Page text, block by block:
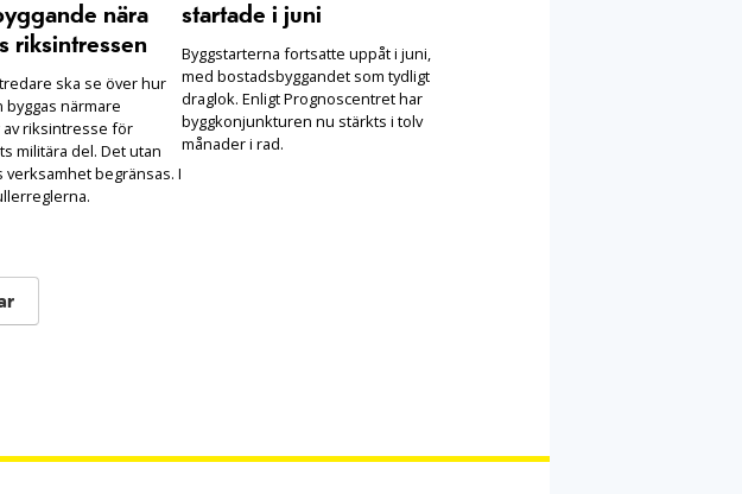
nära
riksintressen
ska se över hur
närmare
av riksintresse för
militära del. Det utan
verksamhet begränsas. I
startade i juni
Byggstarterna fortsatte uppåt i juni,
med bostadsbyggandet som tydligt
draglok. Enligt Prognoscentret har
byggkonjunkturen nu stärkts i tolv
månader i rad.